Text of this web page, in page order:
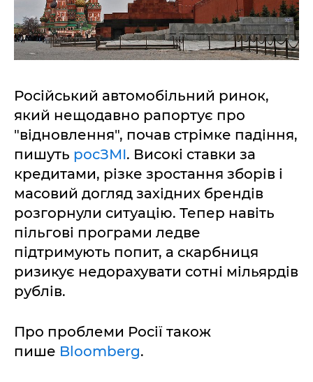
Російський автомобільний ринок,
який нещодавно рапортує про
"відновлення", почав стрімке падіння,
пишуть росЗМІ. Високі ставки за
кредитами, різке зростання зборів і
масовий догляд західних брендів
розгорнули ситуацію. Тепер навіть
пільгові програми ледве
підтримують попит, а скарбниця
ризикує недорахувати сотні мільярдів
рублів.
Про проблеми Росії також
пише Bloomberg.